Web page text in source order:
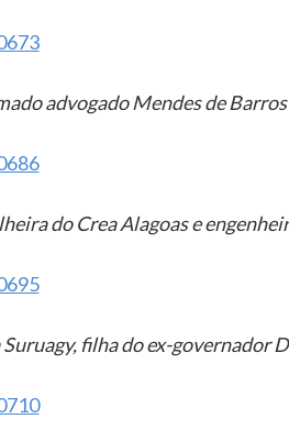
advogado Mendes de
do Crea Alagoas e
filha do ex-governador